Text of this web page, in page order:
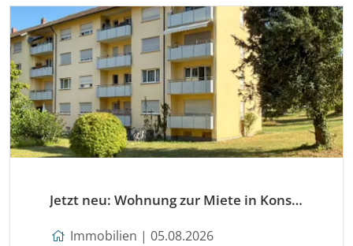
Jetzt neu: Wohnung zur Miete in Konstanz
Immobilien | 05.08.2026